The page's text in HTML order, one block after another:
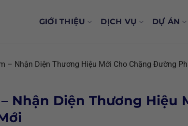
GIỚI THIỆU DỊCH VỤ DỰ ÁN
– Nhận Diện Thương Hiệu Mới Cho Chặng Đường
Nhận Diện Thương Hiệu